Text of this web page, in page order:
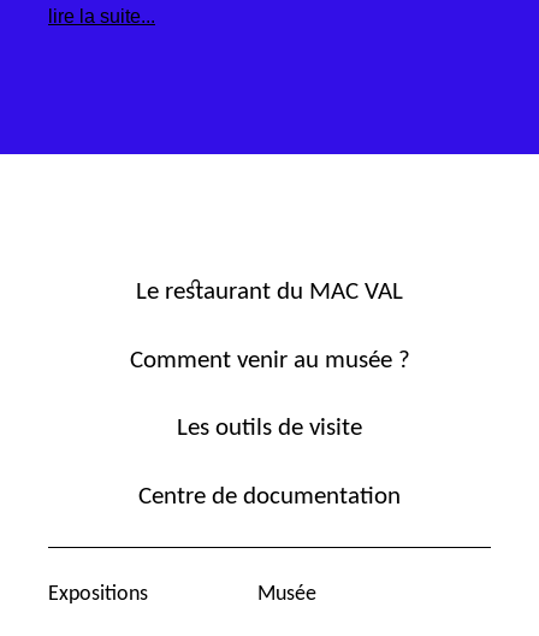
lire la suite...
Le restaurant du MAC VAL
Comment venir au musée ?
Les outils de visite
Centre de documentation
Expositions Musée